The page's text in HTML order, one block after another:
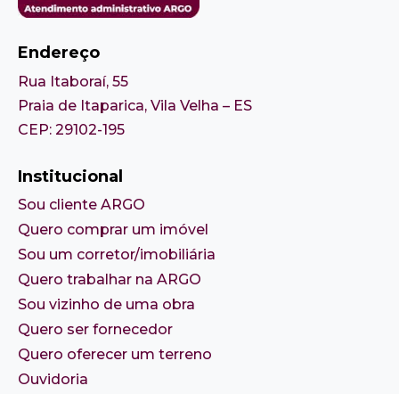
Endereço
Rua Itaboraí, 55
Praia de Itaparica, Vila Velha – ES
CEP: 29102-195
Institucional
Sou cliente ARGO
Quero comprar um imóvel
Sou um corretor/imobiliária
Quero trabalhar na ARGO
Sou vizinho de uma obra
Quero ser fornecedor
Quero oferecer um terreno
Ouvidoria